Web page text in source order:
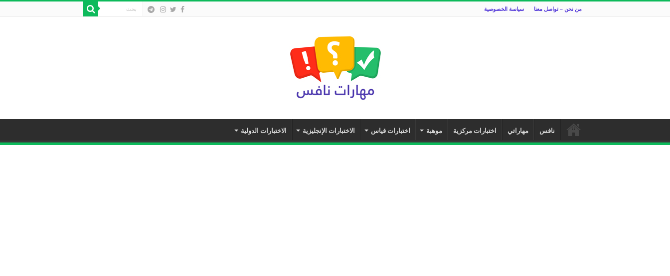
من نحن – تواصل معنا سياسة الخصوصية
نافس مهاراتي اختبارات مركزية موهبة اختبارات قياس الاختبارات الإنجليزية الاختبارات الدولية